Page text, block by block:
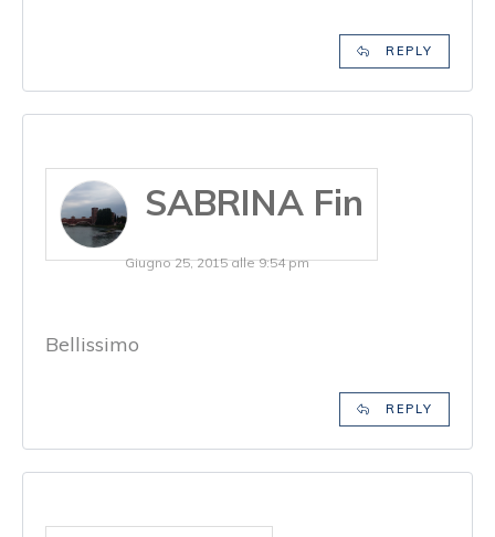
REPLY
SABRINA Fin
Giugno 25, 2015 alle 9:54 pm
Bellissimo
REPLY